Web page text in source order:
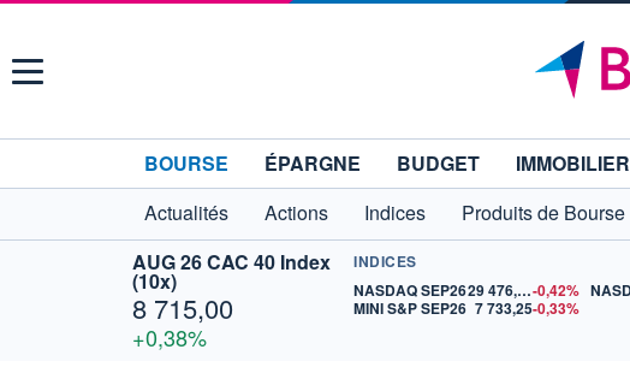
Menu
BOURSE ÉPARGNE BUDGET IMMOBILIER
Actualités
Actions Indices Produits de Bourse
AUG 26 CAC 40 Index
(10x)
8 715,00
+0,38%
INDICES
NASDAQ SEP26
29 476,25-0,42%
MINI S&P SEP26 7 733,25-0,33%